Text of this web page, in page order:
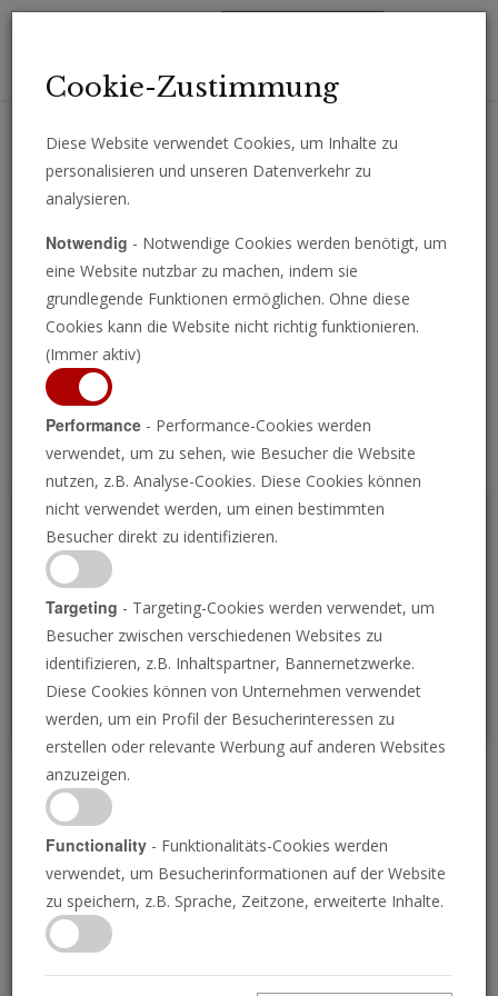
Erhalten Sie wichtige Analysen, Kommentare und Nachrichten
Programm ansehen
P
Explosionen bei der
Hisbollah und ein
weiterer Attentatversuch
an Trump
Cookie-Zustimmung
Diese Website verwendet Cookies, um Inhalte zu
personalisieren und unseren Datenverkehr zu
analysieren.
Notwendig - Notwendige Cookies werden benötigt, um
eine Website nutzbar zu machen, indem sie
grundlegende Funktionen ermöglichen. Ohne diese
Cookies kann die Website nicht richtig funktionieren.
(Immer aktiv)
Performance - Performance-Cookies werden
verwendet, um zu sehen, wie Besucher die Website
nutzen, z.B. Analyse-Cookies. Diese Cookies können
nicht verwendet werden, um einen bestimmten
Besucher direkt zu identifizieren.
Targeting - Targeting-Cookies werden verwendet, um
Besucher zwischen verschiedenen Websites zu
identifizieren, z.B. Inhaltspartner, Bannernetzwerke.
Diese Cookies können von Unternehmen verwendet
werden, um ein Profil der Besucherinteressen zu
erstellen oder relevante Werbung auf anderen Websites
anzuzeigen.
Functionality - Funktionalitäts-Cookies werden
verwendet, um Besucherinformationen auf der Website
zu speichern, z.B. Sprache, Zeitzone, erweiterte Inhalte.